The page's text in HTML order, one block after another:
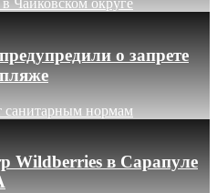
Чайковском округе
о запрете
санитарным нормам
Wildberries в Сарапуле